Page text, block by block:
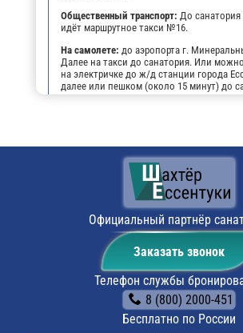
Общественный транспорт: До санатория
идёт маршрутное такси №16.
На самолете: до аэропорта г.
Далее на такси до санатория. Или
на электричке до ж/д станции города
далее или пешком (около 15 минут) до
или на маршрутном такси №16 до
не заблудиться, можно воспользоваться
навигатором. По прибытии будет
оставить автомобиль на парковке
до ж/д вокзала г. Ессентуки,
пешком (около 15 минут) до санатория,
маршрутном такси №16 до остановки
Шахтёр".Официальный партнёр
Заказать звонок
Телефон службы
8 (800) 2000-451
Бесплатно по России